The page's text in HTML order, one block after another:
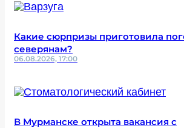
Какие сюрпризы приготовила
северянам?
06.08.2026, 17:00
В Мурманске открыта вакансия с